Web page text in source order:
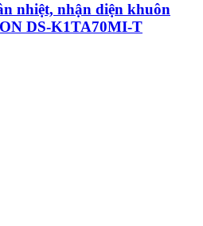
nhiệt, nhận diện khuôn
DS-K1TA70MI-T